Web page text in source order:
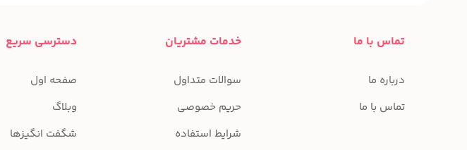
تماس با ما
درباره ما
تماس با ما
خدمات مشتریان
سوالات متداول
حریم خصوصی
شرایط استفاده
دسترسی سریع
صفحه اول
وبلاگ
شگفت انگیزها